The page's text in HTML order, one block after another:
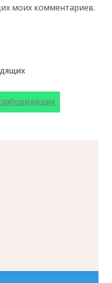
моих комментариев.